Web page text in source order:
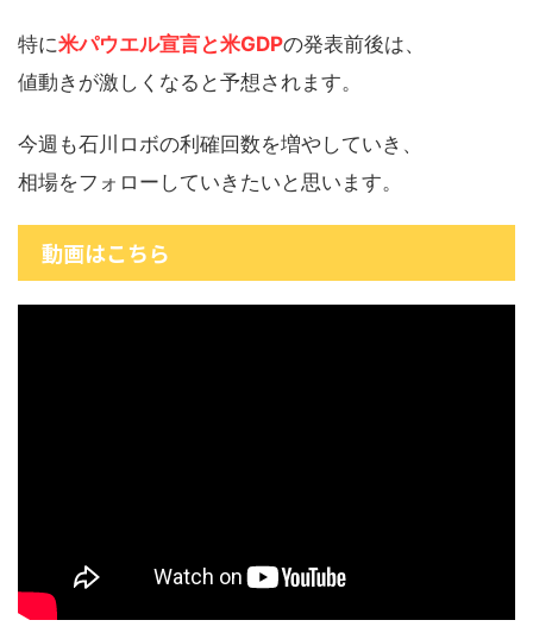
特に米パウエル宣言と米GDPの発表前後は、
値動きが激しくなると予想されます。
今週も石川ロボの利確回数を増やしていき、
相場をフォローしていきたいと思います。
動画はこちら